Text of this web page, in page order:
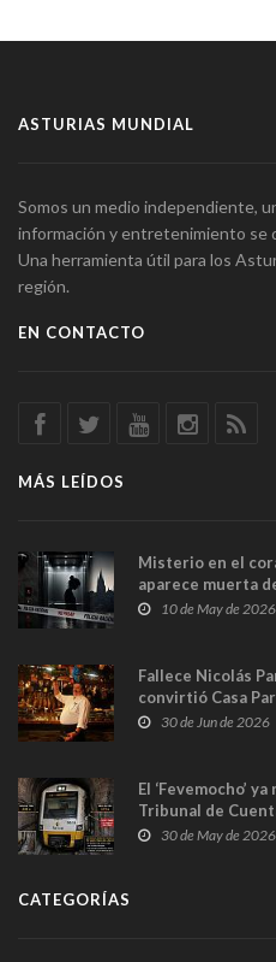
ASTURIAS MUNDIAL
Somos un medio independiente,
información y entretenimiento se
Una herramienta útil para los
región.
EN CONTACTO
MÁS LEÍDOS
Misterio en el
aparece muerta
y las cámaras
10 de May de 2026
Fallece Nicolás
convirtió Casa
en Madrid
30 de Jun de 2026
El ‘Fevemocho’
Tribunal de
sobrecoste de los
30 de May de 2026
CATEGORÍAS